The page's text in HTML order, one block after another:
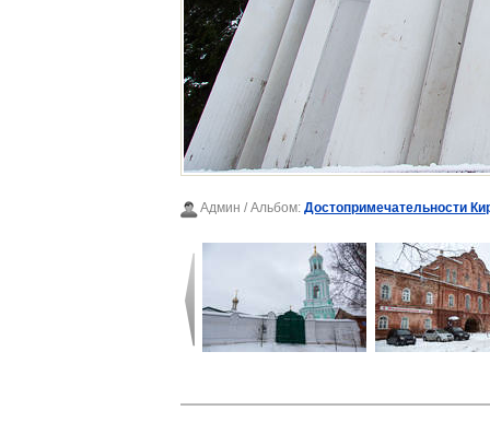
Админ / Альбом: Достопримечательности